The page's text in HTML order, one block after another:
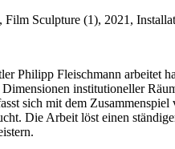
Film Sculpture (1), 2021,
Philipp Fleischmann arbeitet
institutioneller
sich mit dem
Die Arbeit löst einen